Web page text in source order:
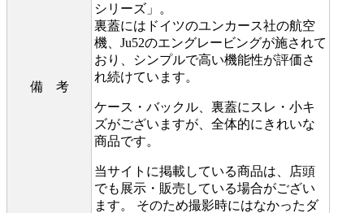
備 考
シリーズ」。
裏蓋にはドイツのユンカース社の航空
機、Ju52のエングレービングが施されて
おり、シンプルで高い機能性が評価さ
れ続けています。
ケース・バックル、裏蓋にスレ・小キ
ズがございますが、全体的にきれいな
商品です。
当サイトに掲載している商品は、店頭
でも展示・販売している場合がござい
ます。 そのため撮影時にはなかったダ